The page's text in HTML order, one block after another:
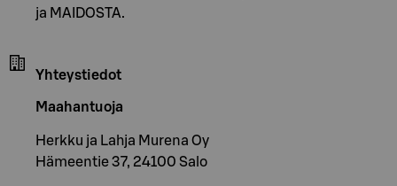
ja MAIDOSTA.
Yhteystiedot
Maahantuoja
Herkku ja Lahja Murena Oy
Hämeentie 37, 24100 Salo